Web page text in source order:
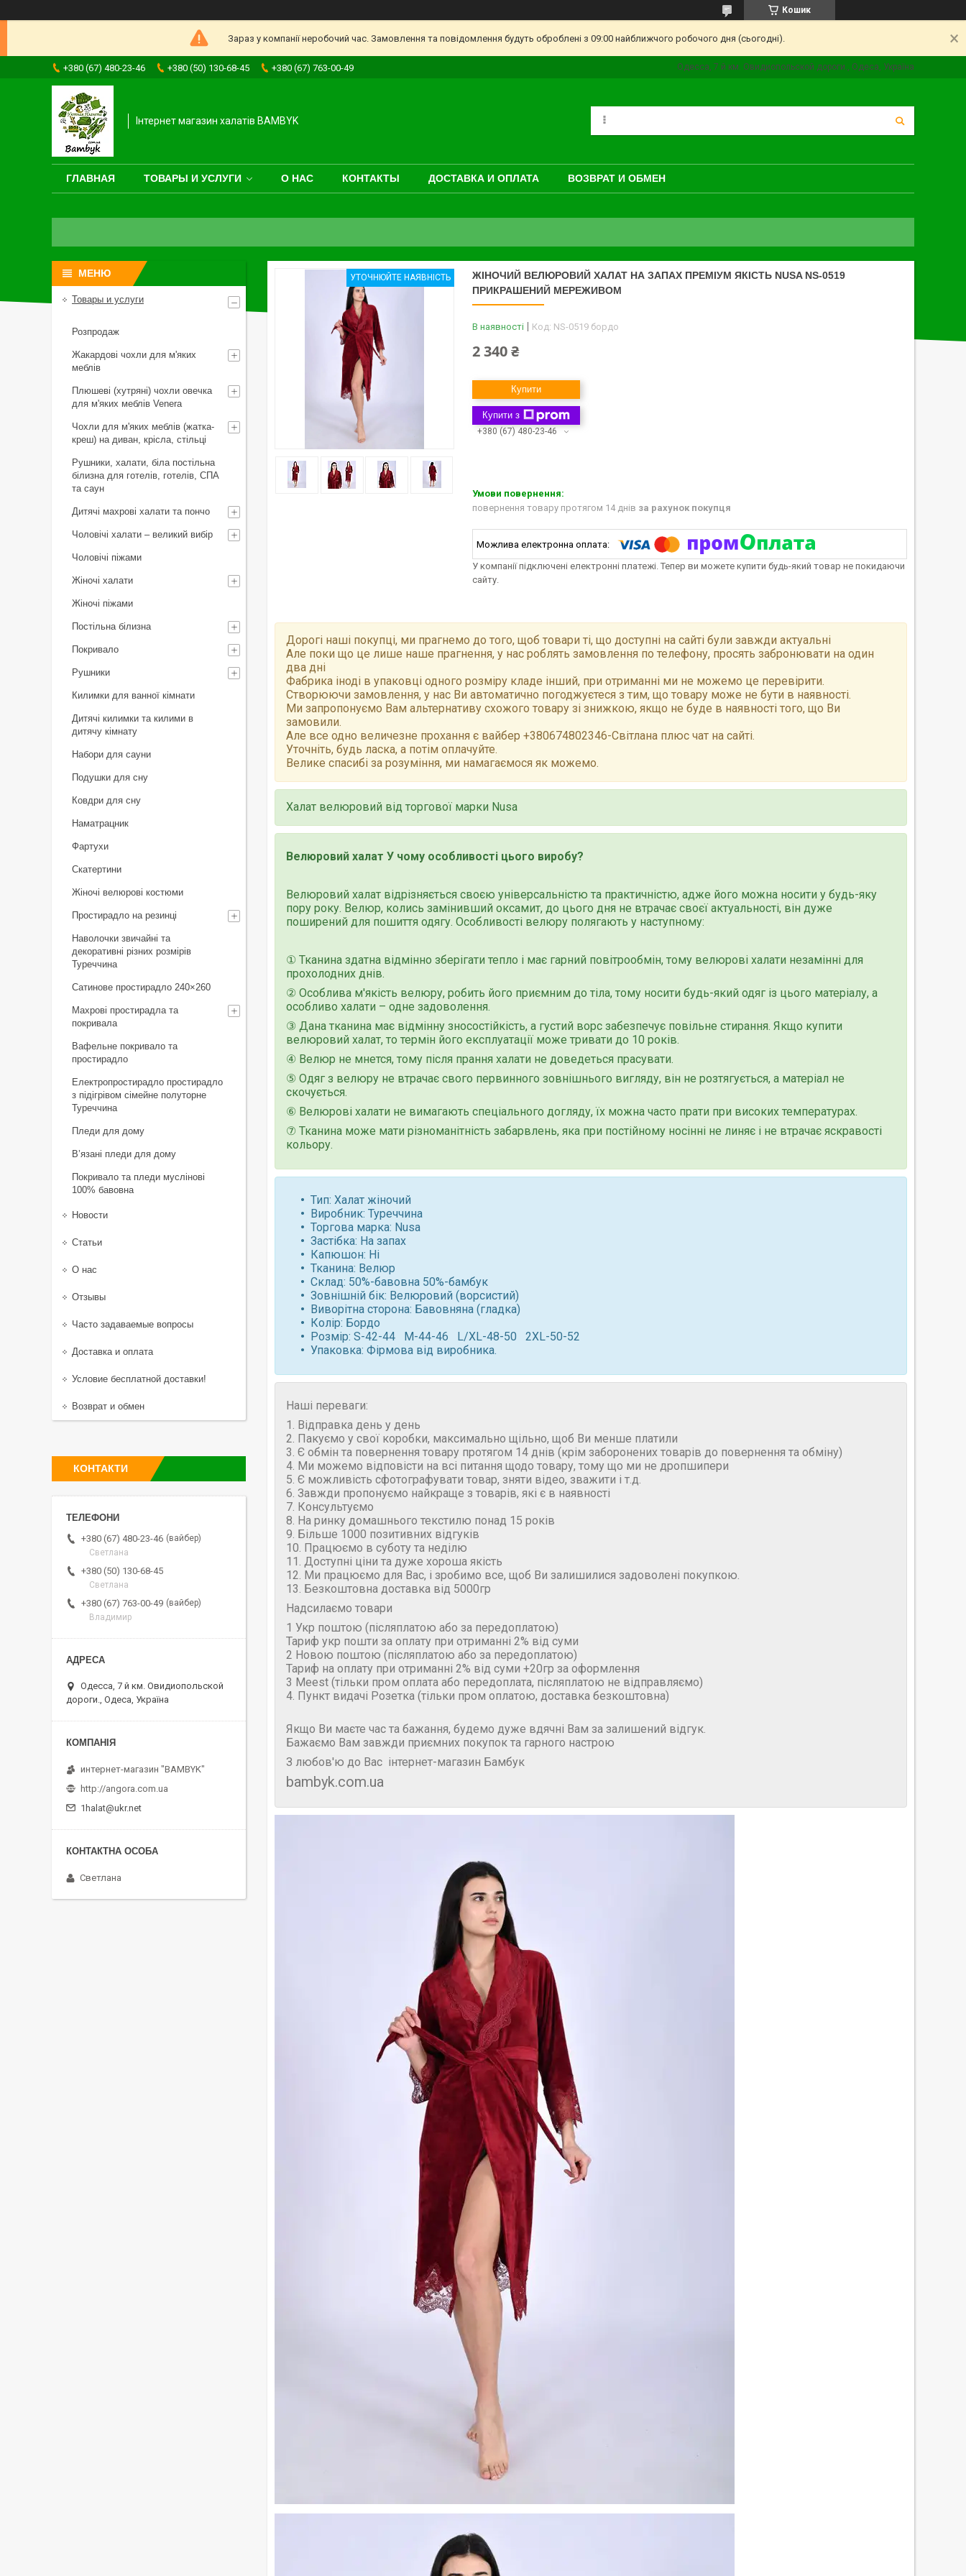
Кошик
Зараз у компанії неробочий час. Замовлення та повідомлення будуть оброблені з 09:00 найближчого робочого дня (сьогодні).
+380 (67) 480-23-46 +380 (50) 130-68-45 +380 (67) 763-00-49 Одесса, 7 й км. Овидиопольской дороги., Одеса, Україна
Інтернет магазин халатів BAMBYK
ГЛАВНАЯ ТОВАРЫ И УСЛУГИ О НАС КОНТАКТЫ ДОСТАВКА И ОПЛАТА ВОЗВРАТ И ОБМЕН
УТОЧНЮЙТЕ НАЯВНІСТЬ
ЖІНОЧИЙ ВЕЛЮРОВИЙ ХАЛАТ НА ЗАПАХ ПРЕМІУМ ЯКІСТЬ NUSA NS-0519
ПРИКРАШЕНИЙ МЕРЕЖИВОМ
В наявності Код: NS-0519 бордо
2 340 ₴
Купити
Купити з
+380 (67) 480-23-46
повернення товару протягом 14 днів за рахунок покупця
У компанії підключені електронні платежі. Тепер ви можете купити будь-який товар не покидаючи
сайту.
Дорогі наші покупці, ми прагнемо до того, щоб товари ті, що доступні на сайті були завжди актуальні
Але поки що це лише наше прагнення, у нас роблять замовлення по телефону, просять забронювати на один
два дні
Фабрика іноді в упаковці одного розміру кладе інший, при отриманні ми не можемо це перевірити.
Створюючи замовлення, у нас Ви автоматично погоджуєтеся з тим, що товару може не бути в наявності.
Ми запропонуємо Вам альтернативу схожого товару зі знижкою, якщо не буде в наявності того, що Ви
замовили.
Але все одно величезне прохання є вайбер +380674802346-Світлана плюс чат на сайті.
Уточніть, будь ласка, а потім оплачуйте.
Велике спасибі за розуміння, ми намагаємося як можемо.
Халат велюровий від торгової марки Nusa
Велюровий халат У чому особливості цього виробу?
Велюровий халат відрізняється своєю універсальністю та практичністю, адже його можна носити у будь-яку
пору року. Велюр, колись замінивший оксамит, до цього дня не втрачає своєї актуальності, він дуже
поширений для пошиття одягу. Особливості велюру полягають у наступному:
① Тканина здатна відмінно зберігати тепло і має гарний повітрообмін, тому велюрові халати незамінні для
прохолодних днів.
② Особлива м'якість велюру, робить його приємним до тіла, тому носити будь-який одяг із цього матеріалу, а
особливо халати – одне задоволення.
③ Дана тканина має відмінну зносостійкість, а густий ворс забезпечує повільне стирання. Якщо купити
велюровий халат, то термін його експлуатації може тривати до 10 років.
④ Велюр не мнется, тому після прання халати не доведеться прасувати.
⑤ Одяг з велюру не втрачає свого первинного зовнішнього вигляду, він не розтягується, а матеріал не
скочується.
⑥ Велюрові халати не вимагають спеціального догляду, їх можна часто прати при високих температурах.
⑦ Тканина може мати різноманітність забарвлень, яка при постійному носінні не линяє і не втрачає яскравості
кольору.
Тип: Халат жіночий
Виробник: Туреччина
Торгова марка: Nusa
Застібка: На запах
Капюшон: Ні
Тканина: Велюр
Склад: 50%-бавовна 50%-бамбук
Зовнішній бік: Велюровий (ворсистий)
Виворітна сторона: Бавовняна (гладка)
Колір: Бордо
Розмір: S-42-44 M-44-46 L/XL-48-50 2XL-50-52
Упаковка: Фірмова від виробника.
Наші переваги:
1. Відправка день у день
2. Пакуємо у свої коробки, максимально щільно, щоб Ви менше платили
3. Є обмін та повернення товару протягом 14 днів (крім заборонених товарів до повернення та обміну)
4. Ми можемо відповісти на всі питання щодо товару, тому що ми не дропшипери
5. Є можливість сфотографувати товар, зняти відео, зважити і т.д.
6. Завжди пропонуємо найкраще з товарів, які є в наявності
7. Консультуємо
8. На ринку домашнього текстилю понад 15 років
9. Більше 1000 позитивних відгуків
10. Працюємо в суботу та неділю
11. Доступні ціни та дуже хороша якість
12. Ми працюємо для Вас, і зробимо все, щоб Ви залишилися задоволені покупкою.
13. Безкоштовна доставка від 5000гр
Надсилаємо товари
1 Укр поштою (пiсляплатою або за передоплатою)
Тариф укр пошти за оплату при отриманні 2% від суми
2 Новою поштою (пiсляплатою або за передоплатою)
Тариф на оплату при отриманні 2% від суми +20гр за оформлення
3 Meest (тільки пром оплата або передоплата, післяплатою не відправляємо)
4. Пункт видачі Розетка (тільки пром оплатою, доставка безкоштовна)
Якщо Ви маєте час та бажання, будемо дуже вдячні Вам за залишений відгук.
Бажаємо Вам завжди приємних покупок та гарного настрою
З любов'ю до Вас інтернет-магазин Бамбук
bambyk.com.ua
Товары и услуги
Розпродаж
Жакардові чохли для м'яких
меблів
Плюшеві (хутряні) чохли овечка
для м'яких меблів Venera
Чохли для м'яких меблів (жатка-
креш) на диван, крісла, стільці
Рушники, халати, біла постільна
білизна для готелів, готелів, СПА
та саун
Дитячі махрові халати та пончо
Чоловічі халати – великий вибір
Чоловічі піжами
Жіночі халати
Жіночі піжами
Постільна білизна
Покривало
Рушники
Килимки для ванної кімнати
Дитячі килимки та килими в
дитячу кімнату
Набори для сауни
Подушки для сну
Ковдри для сну
Наматрацник
Фартухи
Скатертини
Жіночі велюрові костюми
Простирадло на резинці
Наволочки звичайні та
декоративні різних розмірів
Туреччина
Сатинове простирадло 240×260
Махрові простирадла та
покривала
Вафельне покривало та
простирадло
Електропростирадло простирадло
з підігрівом сімейне полуторне
Туреччина
Пледи для дому
В’язані пледи для дому
Покривало та пледи муслінові
100% бавовна
Новости
Статьи
О нас
Отзывы
Часто задаваемые вопросы
Доставка и оплата
Условие бесплатной доставки!
Возврат и обмен
КОНТАКТИ
+380 (67) 480-23-46
вайбер
Светлана
+380 (50) 130-68-45
Светлана
+380 (67) 763-00-49
вайбер
Владимир
Одесса, 7 й км. Овидиопольской
дороги., Одеса, Україна
интернет-магазин "BAMBYK"
http://angora.com.ua
1halat@ukr.net
Светлана